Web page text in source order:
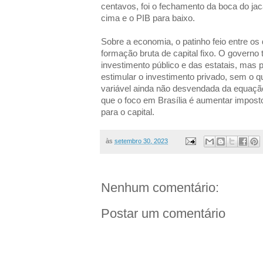
centavos, foi o fechamento da boca do
cima e o PIB para baixo.
Sobre a economia, o patinho feio entre
formação bruta de capital fixo. O
investimento público e das estatais, mas
estimular o investimento privado, sem o
variável ainda não desvendada da
que o foco em Brasília é aumentar
para o capital.
às setembro 30, 2023
Nenhum comentário:
Postar um comentário